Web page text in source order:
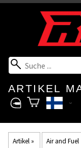
ARTIKEL
Artikel‪» Air and Fuel